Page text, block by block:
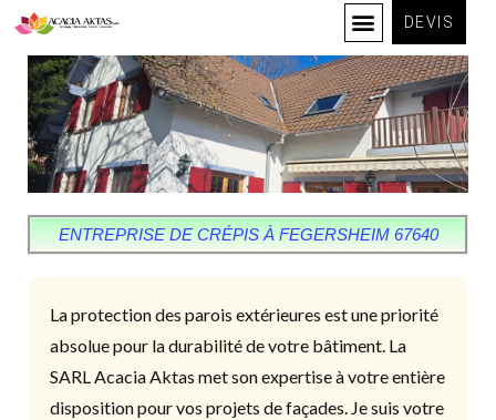
DEVIS
ENTREPRISE DE CRÉPIS À FEGERSHEIM 67640
La protection des parois extérieures est une priorité
absolue pour la durabilité de votre bâtiment. La
SARL Acacia Aktas met son expertise à votre entière
disposition pour vos projets de façades. Je suis votre